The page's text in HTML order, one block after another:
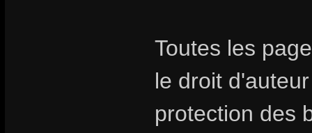
Toutes les
le droit
protection des